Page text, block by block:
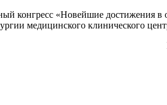
конгресс «Новейшие достижения
медицинского